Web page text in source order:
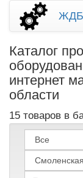
Каталог
интернет
области
15 товаров в